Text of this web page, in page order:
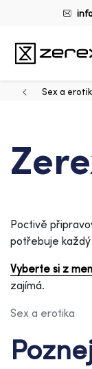
Sex a
Poctivě
potřebuje
Vyberte si z
zajímá.
Sex a erotika